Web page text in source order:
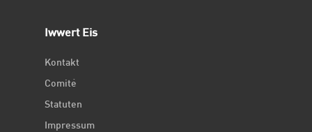
Iwwert Eis
Kontakt
Comité
Statuten
Impressum